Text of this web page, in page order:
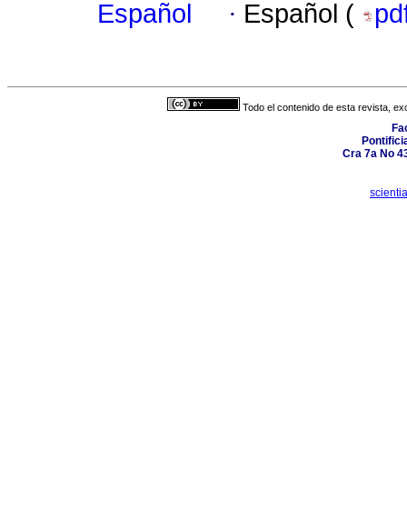
Español
· Español (
Todo el contenido de esta revista,
Cra 7a No